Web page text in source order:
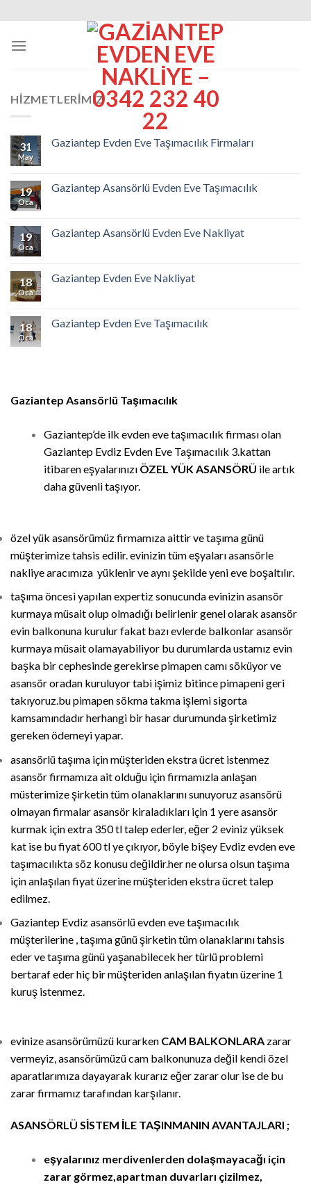
content
Gaziantep Asansörlü Taşımacılık
Gaziantep’de ilk evden eve taşımacılık firması olan
Gaziantep Evdiz Evden Eve Taşımacılık 3.kattan
itibaren eşyalarınızı ÖZEL YÜK ASANSÖRÜ ile artık
daha güvenli taşıyor.
özel yük asansörümüz firmamıza aittir ve taşıma günü
müşterimize tahsis edilir. evinizin tüm eşyaları asansörle
nakliye aracımıza yüklenir ve aynı şekilde yeni eve boşaltılır.
taşıma öncesi yapılan expertiz sonucunda evinizin asansör
kurmaya müsait olup olmadığı belirlenir genel olarak asansör
evin balkonuna kurulur fakat bazı evlerde balkonlar asansör
kurmaya müsait olamayabiliyor bu durumlarda ustamız evin
başka bir cephesinde gerekirse pimapen camı söküyor ve
asansör oradan kuruluyor tabi işimiz bitince pimapeni geri
takıyoruz.bu pimapen sökma takma işlemi sigorta
kamsamındadır herhangi bir hasar durumunda şirketimiz
gereken ödemeyi yapar.
asansörlü taşıma için müşteriden ekstra ücret istenmez
asansör firmamıza ait olduğu için firmamızla anlaşan
müsterimize şirketin tüm olanaklarını sunuyoruz asansörü
olmayan firmalar asansör kiraladıkları için 1 yere asansör
kurmak için extra 350 tl talep ederler, eğer 2 eviniz yüksek
kat ise bu fiyat 600 tl ye çıkıyor, böyle bişey Evdiz evden eve
taşımacılıkta söz konusu değildir.her ne olursa olsun taşıma
için anlaşılan fiyat üzerine müşteriden ekstra ücret talep
edilmez.
Gaziantep Evdiz asansörlü evden eve taşımacılık
müşterilerine , taşıma günü şirketin tüm olanaklarını tahsis
eder ve taşıma günü yaşanabilecek her türlü problemi
bertaraf eder hiç bir müşteriden anlaşılan fiyatın üzerine 1
kuruş istenmez.
evinize asansörümüzü kurarken CAM BALKONLARA zarar
vermeyiz, asansörümüzü cam balkonunuza değil kendi özel
aparatlarımıza dayayarak kurarız eğer zarar olur ise de bu
zarar firmamız tarafından karşılanır.
ASANSÖRLÜ SİSTEM İLE TAŞINMANIN AVANTAJLARI ;
eşyalarınız merdivenlerden dolaşmayacağı için
zarar görmez,apartman duvarları çizilmez,
HIZMETLERIMIZ
31
May
Gaziantep Evden Eve Taşımacılık Firmaları
19
Oca
Gaziantep Asansörlü Evden Eve Taşımacılık
19
Oca
Gaziantep Asansörlü Evden Eve Nakliyat
18
Oca
Gaziantep Evden Eve Nakliyat
18
Oca
Gaziantep Evden Eve Taşımacılık